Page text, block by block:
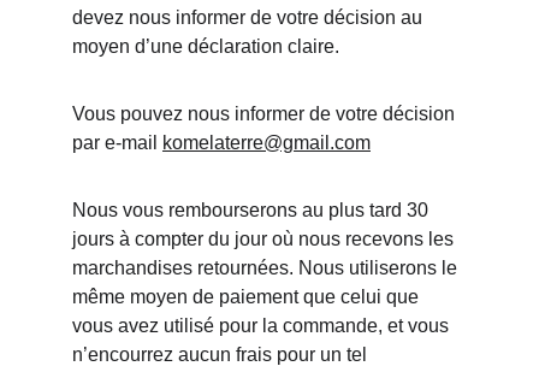
devez nous informer de votre décision au
moyen d’une déclaration claire.
Vous pouvez nous informer de votre décision
par e-mail
komelaterre@gmail.com
Nous vous rembourserons au plus tard 30
jours à compter du jour où nous recevons les
marchandises retournées. Nous utiliserons le
même moyen de paiement que celui que
vous avez utilisé pour la commande, et vous
n’encourrez aucun frais pour un tel